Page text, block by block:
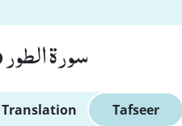
سورة الطور
Translation Tafseer